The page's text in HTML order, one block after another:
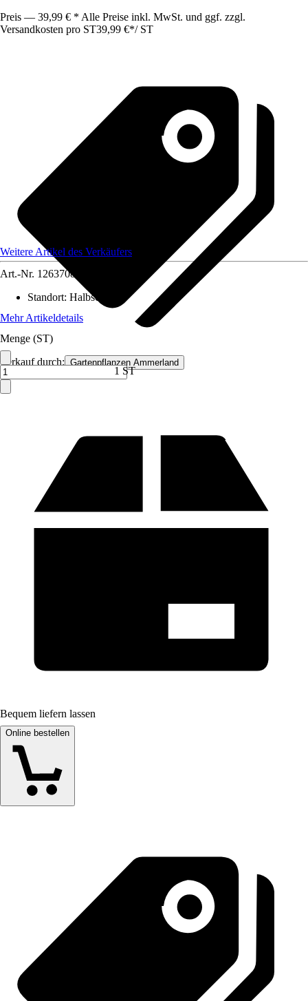
Preis — 39,99 € * Alle Preise inkl. MwSt. und ggf. zzgl.
Versandkosten pro ST39,99 €*/ ST
Verkauf durch: Gartenpflanzen Ammerland
Weitere Artikel des Verkäufers
Art.-Nr. 12637084
Standort: Halbschatten
Mehr Artikeldetails
Menge (ST)
1 ST
Bequem liefern lassen
Online bestellen